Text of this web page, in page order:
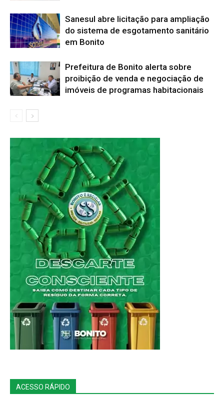
Sanesul abre licitação para ampliação
do sistema de esgotamento sanitário
em Bonito
Prefeitura de Bonito alerta sobre
proibição de venda e negociação de
imóveis de programas habitacionais
ACESSO RÁPIDO